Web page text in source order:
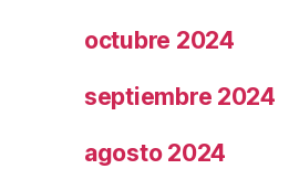
octubre 2024
septiembre 2024
agosto 2024